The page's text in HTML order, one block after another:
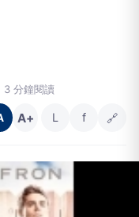
3 分鐘閱讀
A+ L f 🔗